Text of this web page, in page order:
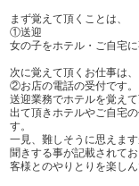
まず覚えて頂くことは、
①送迎
女の子をホテル・ご自宅
次に覚えて頂くお仕事は、
②お店の電話の受付です。
送迎業務でホテルを覚え
出て頂きホテルやご自宅
す。
一見、難しそうに思えま
聞きする事が記載されて
客様とのやりとりを楽し